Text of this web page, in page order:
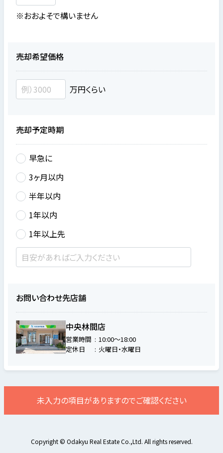
※おおよそで構いません
売却希望価格
万円くらい
売却予定時期
早急に
3ヶ月以内
半年以内
1年以内
1年以上先
お問い合わせ先店舗
中央林間店
営業時間
10:00～18:00
定休日
火曜日・水曜日
未入力の項目がありますのでご確認ください
Copyright © Odakyu Real Estate Co.,Ltd. All rights reserved.